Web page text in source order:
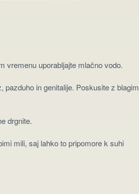
vremenu uporabljajte mlačno vodo.
pazduho in genitalije. Poskusite z blagim
drgnite.
mili, saj lahko to pripomore k suhi